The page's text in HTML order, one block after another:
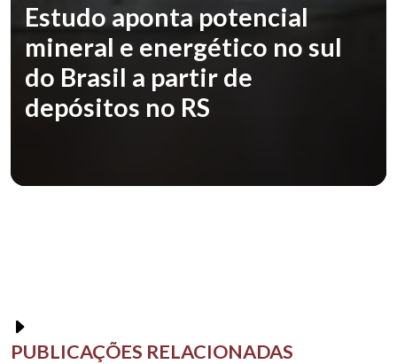
Estudo aponta potencial
mineral e energético no sul
do Brasil a partir de
depósitos no RS
PUBLICAÇÕES RELACIONADAS